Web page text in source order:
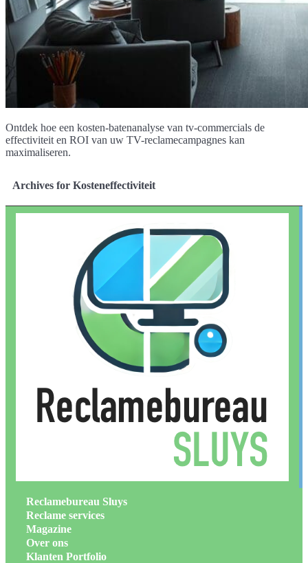
Ontdek hoe een kosten-batenanalyse van tv-commercials de
effectiviteit en ROI van uw TV-reclamecampagnes kan
maximaliseren.
Archives for Kosteneffectiviteit
Reclamebureau Sluys
Reclame services
Magazine
Over ons
Klanten Portfolio